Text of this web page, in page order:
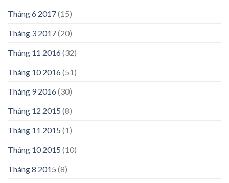
Tháng 6 2017(15)
Tháng 3 2017(20)
Tháng 11 2016(32)
Tháng 10 2016(51)
Tháng 9 2016(30)
Tháng 12 2015 (8)
Tháng 11 2015 (1)
Tháng 10 2015 (10)
Tháng 8 2015 (8)